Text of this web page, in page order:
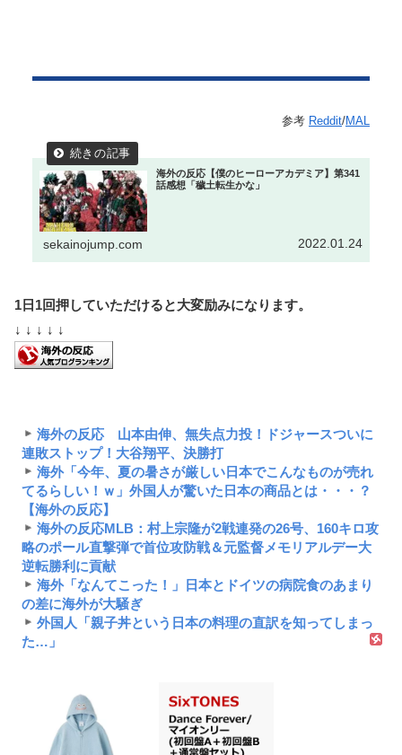
参考 Reddit/MAL
海外の反応【僕のヒーローアカデミア】第341
話感想「穢土転生かな」
sekainojump.com 2022.01.24
1日1回押していただけると大変励みになります。
↓ ↓ ↓ ↓ ↓
海外の反応 山本由伸、無失点力投！ドジャースついに
連敗ストップ！大谷翔平、決勝打
海外「今年、夏の暑さが厳しい日本でこんなものが売れ
てるらしい！ｗ」外国人が驚いた日本の商品とは・・・？
【海外の反応】
海外の反応MLB：村上宗隆が2戦連発の26号、160キロ攻
略のポール直撃弾で首位攻防戦＆元監督メモリアルデー大
逆転勝利に貢献
海外「なんてこった！」日本とドイツの病院食のあまり
の差に海外が大騒ぎ
外国人「親子丼という日本の料理の直訳を知ってしまっ
た…」